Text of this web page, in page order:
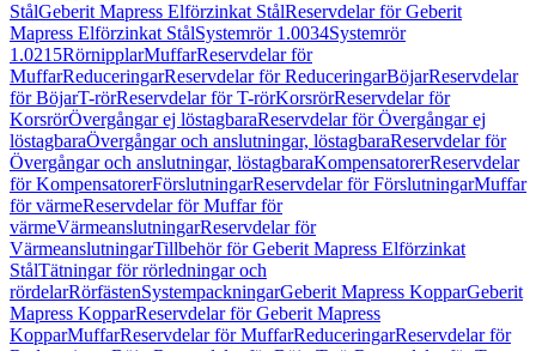
StålGeberit Mapress Elförzinkat StålReservdelar för Geberit
Mapress Elförzinkat StålSystemrör 1.0034Systemrör
1.0215RörnipplarMuffarReservdelar för
MuffarReduceringarReservdelar för ReduceringarBöjarReservdelar
för BöjarT-rörReservdelar för T-rörKorsrörReservdelar för
KorsrörÖvergångar ej löstagbaraReservdelar för Övergångar ej
löstagbaraÖvergångar och anslutningar, löstagbaraReservdelar för
Övergångar och anslutningar, löstagbaraKompensatorerReservdelar
för KompensatorerFörslutningarReservdelar för FörslutningarMuffar
för värmeReservdelar för Muffar för
värmeVärmeanslutningarReservdelar för
VärmeanslutningarTillbehör för Geberit Mapress Elförzinkat
StålTätningar för rörledningar och
rördelarRörfästenSystempackningarGeberit Mapress KopparGeberit
Mapress KopparReservdelar för Geberit Mapress
KopparMuffarReservdelar för MuffarReduceringarReservdelar för